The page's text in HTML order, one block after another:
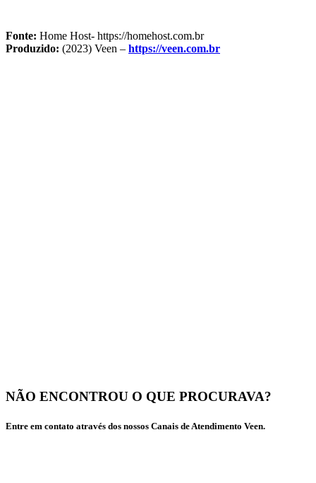
Fonte: Home Host- https://homehost.com.br
Produzido: (2023) Veen – https://veen.com.br
NÃO ENCONTROU O QUE PROCURAVA?
Entre em contato através dos nossos Canais de Atendimento Veen.